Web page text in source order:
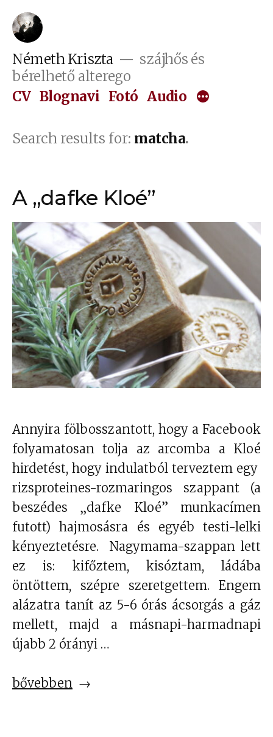
Tartalomhoz
Németh Kriszta
szájhős és
bérelhető alterego
CV Blognavi Fotó Audio
Search results for: matcha
A „dafke Kloé”
Annyira fölbosszantott, hogy a Facebook
folyamatosan tolja az arcomba a Kloé
hirdetést, hogy indulatból terveztem egy
rizsproteines-rozmaringos szappant (a
beszédes „dafke Kloé” munkacímen
futott) hajmosásra és egyéb testi-lelki
kényeztetésre. Nagymama-szappan lett
ez is: kifőztem, kisóztam, ládába
öntöttem, szépre szeretgettem. Engem
alázatra tanít az 5-6 órás ácsorgás a gáz
mellett, majd a másnapi-harmadnapi
újabb 2 órányi …
„A
bővebben